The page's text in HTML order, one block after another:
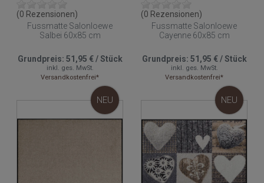
(0 Rezensionen)
Fussmatte Salonloewe
Salbei 60x85 cm
Grundpreis: 51,95 €/Stück
inkl. ges. MwSt.
Versandkostenfrei*
(0 Rezensionen)
Fussmatte Salonloewe
Cayenne 60x85 cm
Grundpreis: 51,95 €/Stück
inkl. ges. MwSt.
Versandkostenfrei*
NEU NEU